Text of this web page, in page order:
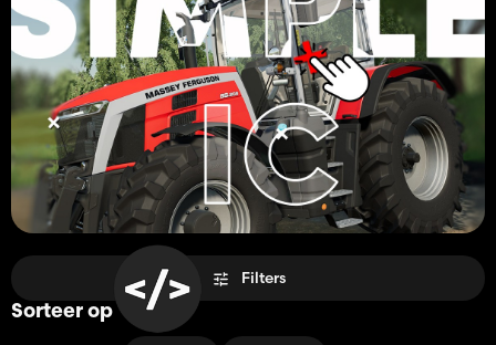
Filters
Sorteer op